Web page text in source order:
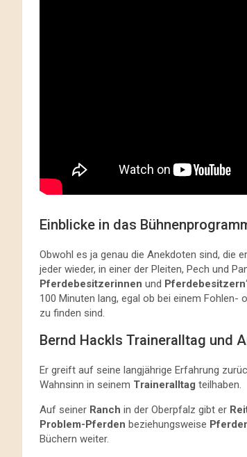
Einblicke in das
Obwohl es ja genau die Anekdoten sind, die
jeder wieder, in einer der Pleiten, Pech und
Pferdebesitzerinnen und Pferdebesitzern
100 Minuten lang, egal ob bei einem Fohlen-
zu finden sind.
Bernd Hackls Traineralltag und
Er greift auf seine langjährige Erfahrung
Wahnsinn in seinem Traineralltag teilhaben.
Auf seiner Ranch in der Oberpfalz gibt er
Problem-Pferden beziehungsweise
Büchern weiter.